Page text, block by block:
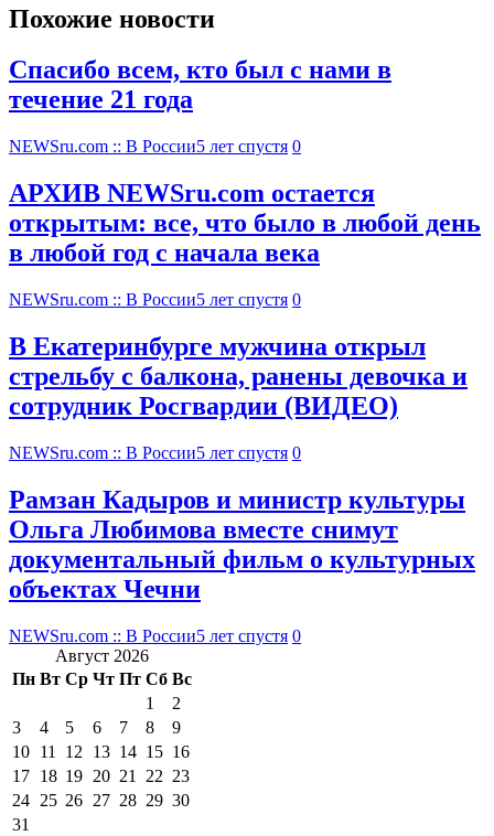
Похожие новости
Спасибо всем, кто был с нами в
течение 21 года
NEWSru.com :: В России5 лет спустя 0
АРХИВ NEWSru.com остается
открытым: все, что было в любой день
в любой год с начала века
NEWSru.com :: В России5 лет спустя 0
В Екатеринбурге мужчина открыл
стрельбу с балкона, ранены девочка и
сотрудник Росгвардии (ВИДЕО)
NEWSru.com :: В России5 лет спустя 0
Рамзан Кадыров и министр культуры
Ольга Любимова вместе снимут
документальный фильм о культурных
объектах Чечни
NEWSru.com :: В России5 лет спустя 0
Август 2026
Пн Вт Ср Чт Пт Сб Вс
1
2
3
4 5 6 7 8
9
10 11 12 13 14 15 16
17 18 19 20 21 22 23
24 25 26 27 28 29 30
31